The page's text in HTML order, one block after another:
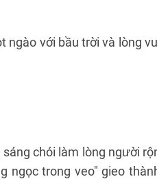
ngào với bầu trời và lòng
chói làm lòng người
ngọc trong veo" gieo